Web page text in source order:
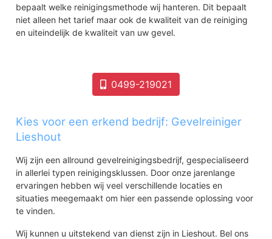
bepaalt welke reinigingsmethode wij hanteren. Dit bepaalt
niet alleen het tarief maar ook de kwaliteit van de reiniging
en uiteindelijk de kwaliteit van uw gevel.
0499-219021
Kies voor een erkend bedrijf: Gevelreiniger
Lieshout
Wij zijn een allround gevelreinigingsbedrijf, gespecialiseerd
in allerlei typen reinigingsklussen. Door onze jarenlange
ervaringen hebben wij veel verschillende locaties en
situaties meegemaakt om hier een passende oplossing voor
te vinden.
Wij kunnen u uitstekend van dienst zijn in Lieshout. Bel ons